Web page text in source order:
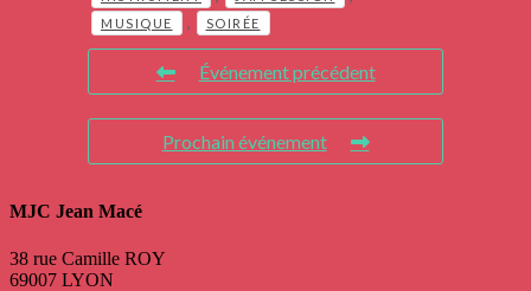
MUSIQUE , SOIRÉE
Événement précédent
Prochain événement
MJC Jean Macé
38 rue Camille ROY
69007 LYON